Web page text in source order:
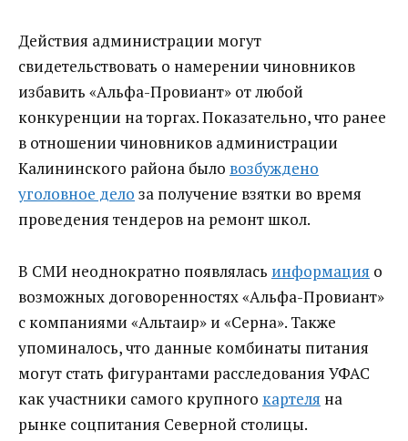
Действия администрации могут
свидетельствовать о намерении чиновников
избавить «Альфа-Провиант» от любой
конкуренции на торгах. Показательно, что ранее
в отношении чиновников администрации
Калининского района было возбуждено
уголовное дело за получение взятки во время
проведения тендеров на ремонт школ.
В СМИ неоднократно появлялась информация о
возможных договоренностях «Альфа-Провиант»
с компаниями «Альтаир» и «Серна». Также
упоминалось, что данные комбинаты питания
могут стать фигурантами расследования УФАС
как участники самого крупного картеля на
рынке соцпитания Северной столицы.